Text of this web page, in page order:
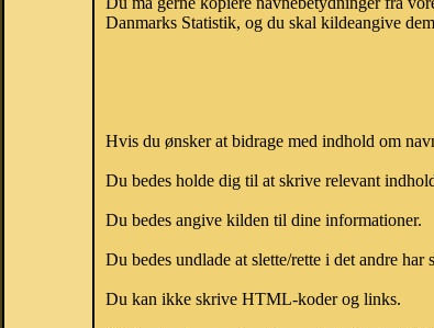
Danmarks Statistik, og du skal kildeangive
Hvis du ønsker at bidrage med indhold om
Du bedes holde dig til at skrive relevant
Du bedes angive kilden til dine informationer.
Du bedes undlade at slette/rette i det andre
Du kan ikke skrive HTML-koder og links.